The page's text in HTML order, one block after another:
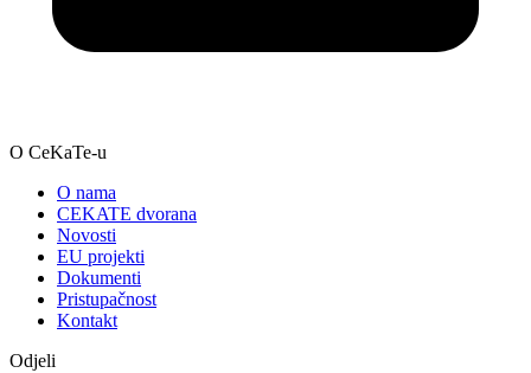
O CeKaTe-u
O nama
CEKATE dvorana
Novosti
EU projekti
Dokumenti
Pristupačnost
Kontakt
Odjeli